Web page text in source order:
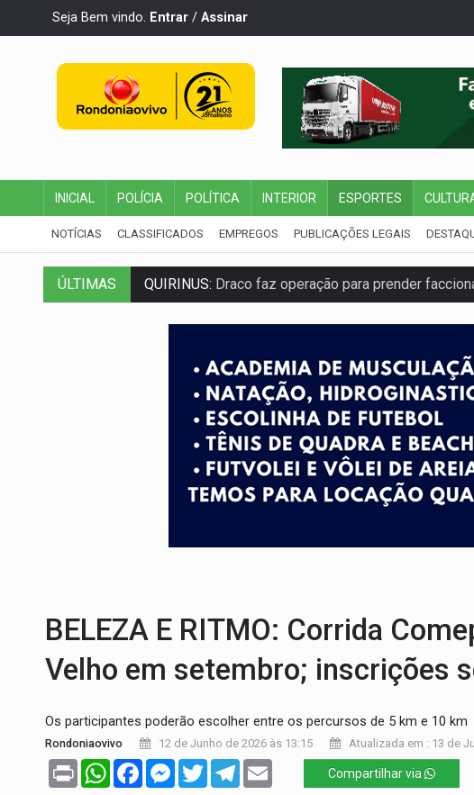
Seja Bem vindo. Entrar / Assinar
INICIAL POLÍCIA POLÍTICA INTERIOR ESPORTES
NOTÍCIAS CLASSIFICADOS EMPREGOS PUBLICAÇÕES LEGAIS
ÚLTIMAS QUIRINUS: Draco faz operação para prender
TRAFICANTE PRESO:Operação Brasil Contra o
SUPER EL NIÑO: Trabalho inédito vai garantir água
FAMÍLIA MORREU:Identificadas as cinco vítimas
BRASIL CONTRA O CRIME:Acusado de guardar
TRAGÉDIA:Sobe para cinco o número de mortos em
TRANSPORTE DE ARROZ:MPF assegura
BELEZA E RITMO: Corrida
Velho em setembro; inscrições
Os participantes poderão escolher entre os percursos de 5 km e 10 km
Rondoniaovivo 12 de Junho de 2026 às 13:15 Atualizada em : 13 de
Print WhatsAppFacebookMessenger
TwitterTelegram Compartilhar via